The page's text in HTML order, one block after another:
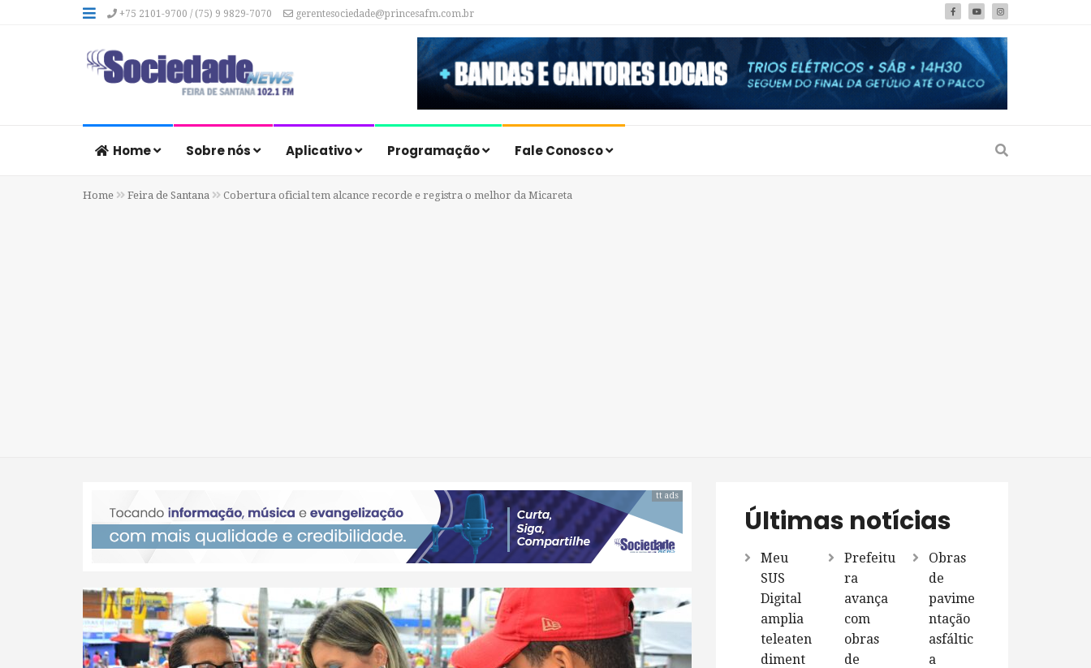
+75 2101-9700 / (75) 9 9829-7070 gerentesociedade@princesafm.com.br
Home Sobre nós Aplicativo Programação Fale Conosco
Home Feira de Santana Cobertura oficial tem alcance recorde e registra o melhor da Micareta
tt ads
Últimas notícias
Meu
SUS
Digital
amplia
teleaten
diment
Prefeitu
ra
avança
com
obras
de
Obras
de
pavime
ntação
asfáltic
a